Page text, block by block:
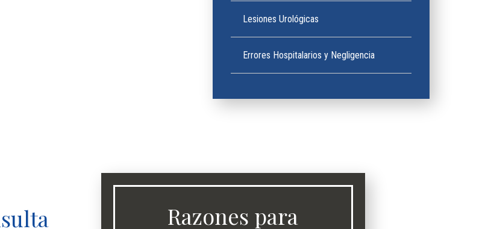
Lesiones Urológicas
Errores Hospitalarios y Negligencia
Razones para